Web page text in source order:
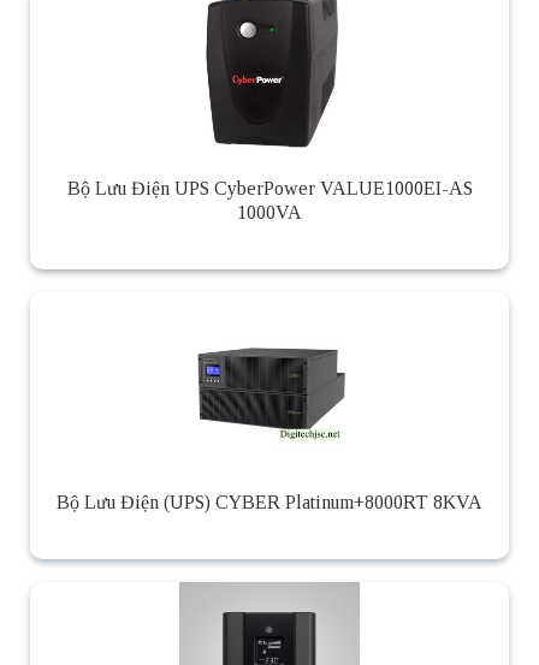
Bộ Lưu Điện UPS CyberPower VALUE1000EI-AS
1000VA
Bộ Lưu Điện (UPS) CYBER Platinum+8000RT 8KVA